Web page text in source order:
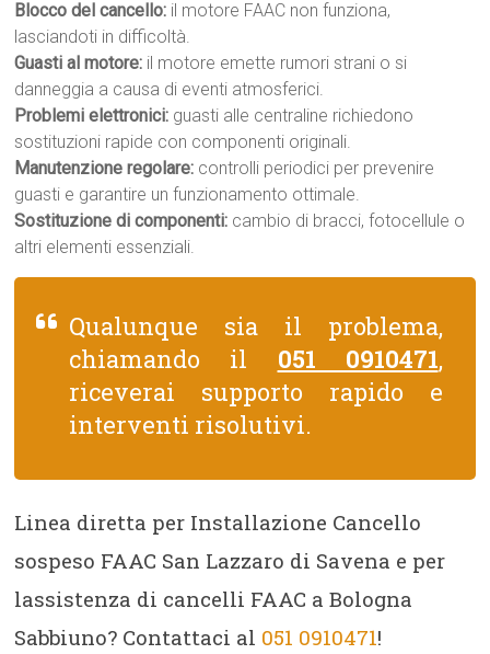
Blocco del cancello: il motore FAAC non funziona,
lasciandoti in difficoltà.
Guasti al motore: il motore emette rumori strani o si
danneggia a causa di eventi atmosferici.
Problemi elettronici: guasti alle centraline richiedono
sostituzioni rapide con componenti originali.
Manutenzione regolare: controlli periodici per prevenire
guasti e garantire un funzionamento ottimale.
Sostituzione di componenti: cambio di bracci, fotocellule o
altri elementi essenziali.
Qualunque sia il problema,
chiamando il 051 0910471,
riceverai supporto rapido e
interventi risolutivi.
Linea diretta per Installazione Cancello
sospeso FAAC San Lazzaro di Savena e per
lassistenza di cancelli FAAC a Bologna
Sabbiuno? Contattaci al 051 0910471!